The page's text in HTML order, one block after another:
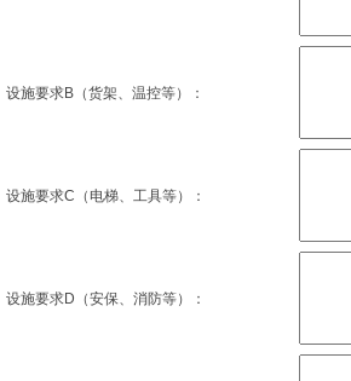
设施要求B（货架、温控等）：
设施要求C（电梯、工具等）：
设施要求D（安保、消防等）：